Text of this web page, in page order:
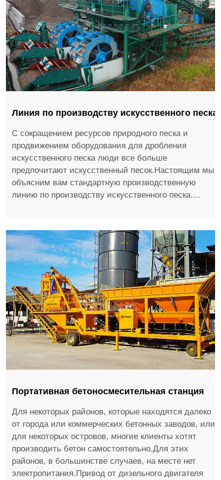
Линия по производству искусственного песка
С сокращением ресурсов природного песка и
продвижением оборудования для дробления
искусственного песка люди все больше
предпочитают искусственный песок.Настоящим мы
объясним вам стандартную производственную
линию по производству искусственного песка....
Портативная бетоносмесительная станция
Для некоторых районов, которые находятся далеко
от города или коммерческих бетонных заводов, или
для некоторых островов, многие клиенты хотят
производить бетон самостоятельно.Для этих
районов, в большинстве случаев, на месте нет
электропитания.Привод от дизельного двигателя